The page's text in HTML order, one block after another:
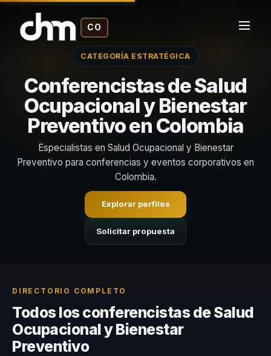
CO
CATEGORÍA ESTRATÉGICA
Conferencistas de Salud
Ocupacional y Bienestar
Preventivo en Colombia
Especialistas en Salud Ocupacional y Bienestar
Preventivo para conferencias y eventos corporativos en
Colombia.
Explorar perfiles
Solicitar propuesta
DIRECTORIO COMPLETO
Todos los conferencistas de Salud
Ocupacional y Bienestar
Preventivo